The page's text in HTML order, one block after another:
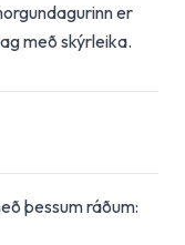
er
með skýrleika.
þessum ráðum: